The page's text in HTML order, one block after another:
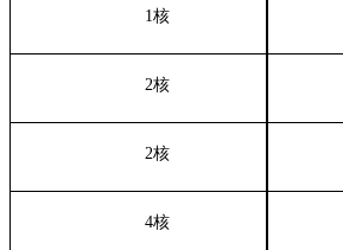
1核
2核
2核
4核